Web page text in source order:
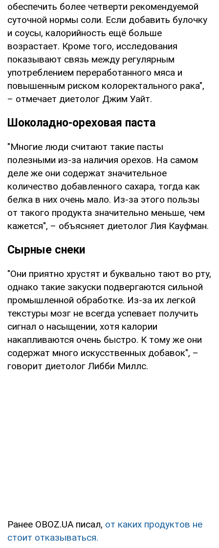
обеспечить более четверти рекомендуемой
суточной нормы соли. Если добавить булочку
и соусы, калорийность ещё больше
возрастает. Кроме того, исследования
показывают связь между регулярным
употреблением переработанного мяса и
повышенным риском колоректального рака",
– отмечает диетолог Джим Уайт.
Шоколадно-ореховая паста
"Многие люди считают такие пасты
полезными из-за наличия орехов. На самом
деле же они содержат значительное
количество добавленного сахара, тогда как
белка в них очень мало. Из-за этого пользы
от такого продукта значительно меньше, чем
кажется", – объясняет диетолог Лия Кауфман.
Сырные снеки
"Они приятно хрустят и буквально тают во рту,
однако такие закуски подвергаются сильной
промышленной обработке. Из-за их легкой
текстуры мозг не всегда успевает получить
сигнал о насыщении, хотя калории
накапливаются очень быстро. К тому же они
содержат много искусственных добавок", –
говорит диетолог Либби Миллс.
Ранее OBOZ.UA писал, от каких продуктов не
стоит отказываться.